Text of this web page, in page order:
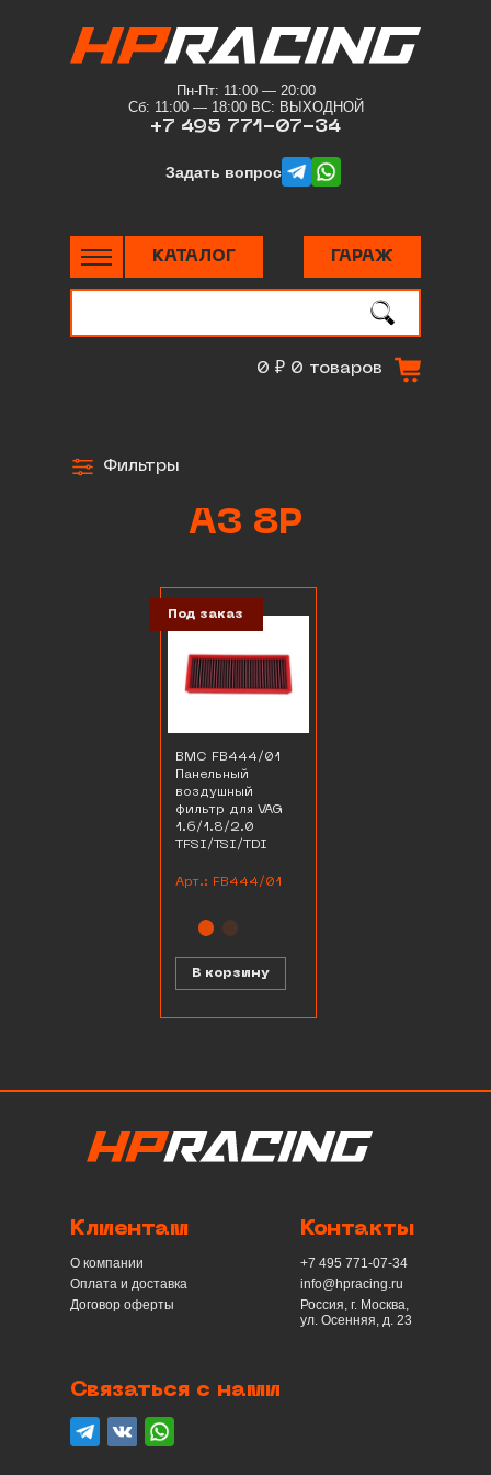
Пн-Пт: 11:00 — 20:00
Сб: 11:00 — 18:00 ВС: ВЫХОДНОЙ
+7 495 771-07-34
Задать вопросtelegramwhatsapp
КАТАЛОГ ГАРАЖ
0 ₽ 0 товаров
Фильтры
A3 8P
Под заказ
BMC FB444/01
Панельный
воздушный
фильтр для VAG
1.6/1.8/2.0
TFSI/TSI/TDI
Арт.: FB444/01
В корзину
Клиентам
О компании
Оплата и доставка
Договор оферты
Контакты
+7 495 771-07-34
info@hpracing.ru
Россия, г. Москва,
ул. Осенняя, д. 23
Связаться с нами
telegramвконтактеwhatsapp